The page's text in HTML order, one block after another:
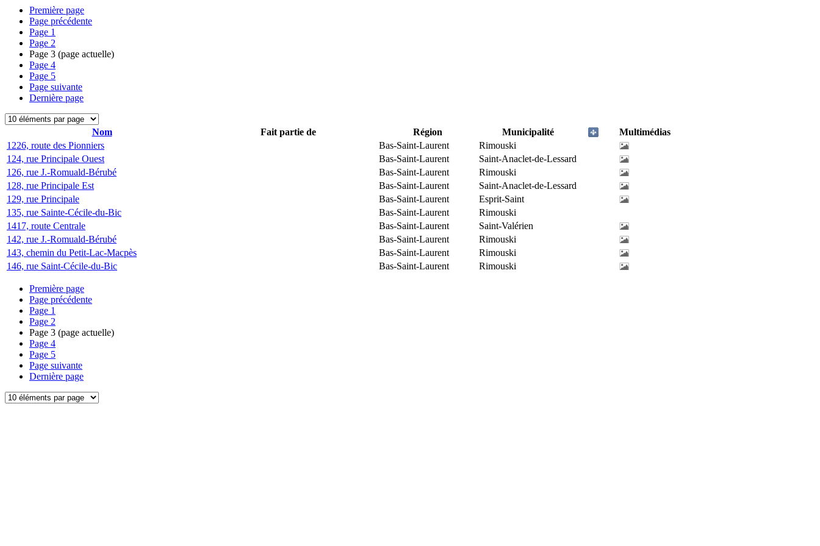
Première page
Page précédente
Page 1
Page 2
Page 3 (page actuelle)
Page 4
Page 5
Page suivante
Dernière page
Nom Fait partie de Région Municipalité
Multimédias
1226, route des Pionniers
Bas-Saint-Laurent
Rimouski
124, rue Principale Ouest
Bas-Saint-Laurent
Saint-Anaclet-de-Lessard
126, rue J.-Romuald-Bérubé
Bas-Saint-Laurent
Rimouski
128, rue Principale Est
Bas-Saint-Laurent
Saint-Anaclet-de-Lessard
129, rue Principale
Bas-Saint-Laurent
Esprit-Saint
135, rue Sainte-Cécile-du-Bic
Bas-Saint-Laurent
Rimouski
1417, route Centrale
Bas-Saint-Laurent
Saint-Valérien
142, rue J.-Romuald-Bérubé
Bas-Saint-Laurent
Rimouski
143, chemin du Petit-Lac-Macpès
Bas-Saint-Laurent
Rimouski
146, rue Saint-Cécile-du-Bic
Bas-Saint-Laurent Rimouski
Première page
Page précédente
Page 1
Page 2
Page 3 (page actuelle)
Page 4
Page 5
Page suivante
Dernière page